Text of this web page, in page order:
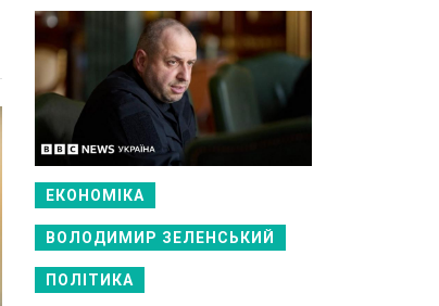
ЕКОНОМІКА
ВОЛОДИМИР ЗЕЛЕНСЬКИЙ
ПОЛІТИКА